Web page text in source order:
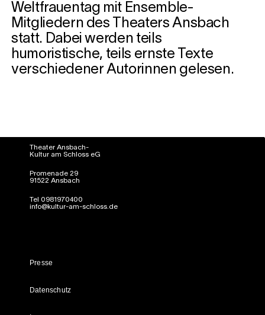
Weltfrauentag mit Ensemble-
Mitgliedern des Theaters Ansbach
statt. Dabei werden teils
humoristische, teils ernste Texte
verschiedener Autorinnen gelesen.
Theater Ansbach-
Kultur am Schloss eG
Promenade 29
91522 Ansbach
Tel 0981970400
info@kultur-am-schloss.de
Presse
Datenschutz